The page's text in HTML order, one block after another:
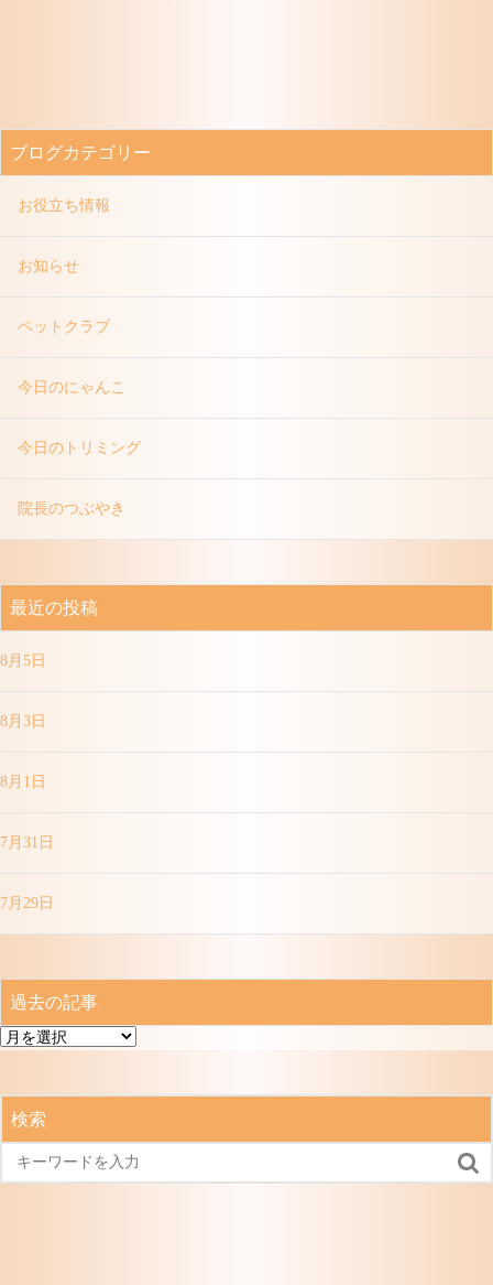
ブログカテゴリー
お役立ち情報
お知らせ
ペットクラブ
今日のにゃんこ
今日のトリミング
院長のつぶやき
最近の投稿
8月5日
8月3日
8月1日
7月31日
7月29日
過去の記事
過
記
検索
